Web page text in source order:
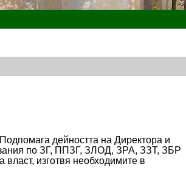
дейността на Директора и
по ЗГ, ППЗГ, ЗЛОД, ЗРА, ЗЗТ, ЗБР
изготвя необходимите в